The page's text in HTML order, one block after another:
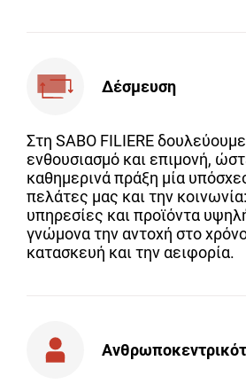
Δέσμευση
Στη SABO FILIERE
ενθουσιασμό και επιμονή,
καθημερινά πράξη μία
πελάτες μας και την
υπηρεσίες και προϊόντα
γνώμονα την αντοχή στο
κατασκευή και την αειφορία.